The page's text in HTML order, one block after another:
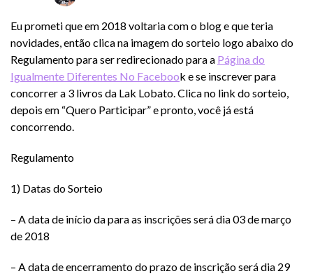
Eu prometi que em 2018 voltaria com o blog e que teria
novidades, então clica na imagem do sorteio logo abaixo do
Regulamento para ser redirecionado para a Página do
Igualmente Diferentes No Facebook e se inscrever para
concorrer a 3 livros da Lak Lobato. Clica no link do sorteio,
depois em “Quero Participar” e pronto, você já está
concorrendo.
Regulamento
1) Datas do Sorteio
– A data de início da para as inscrições será dia 03 de março
de 2018
– A data de encerramento do prazo de inscrição será dia 29